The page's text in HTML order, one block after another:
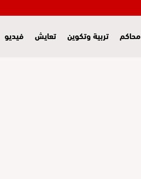
محاكم تربية وتكوين تعايش فيديو